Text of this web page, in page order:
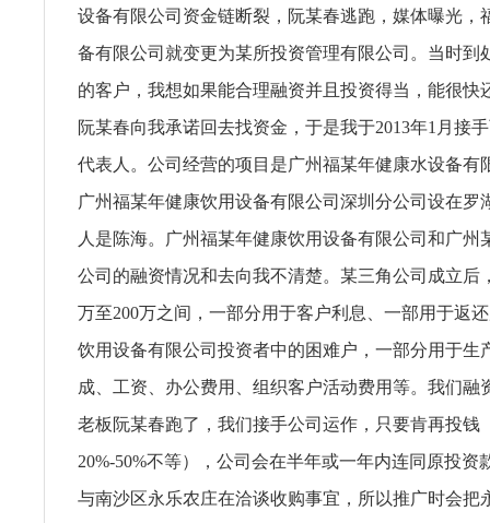
设备有限公司资金链断裂，阮某春逃跑，媒体曝光，
备有限公司就变更为某所投资管理有限公司。当时到
的客户，我想如果能合理融资并且投资得当，能很快
阮某春向我承诺回去找资金，于是我于2013年1月接
代表人。公司经营的项目是广州福某年健康水设备有
广州福某年健康饮用设备有限公司深圳分公司设在罗
人是陈海。广州福某年健康饮用设备有限公司和广州
公司的融资情况和去向我不清楚。某三角公司成立后
万至200万之间，一部分用于客户利息、一部用于返
饮用设备有限公司投资者中的困难户，一部分用于生
成、工资、办公费用、组织客户活动费用等。我们融
老板阮某春跑了，我们接手公司运作，只要肯再投钱
20%-50%不等），公司会在半年或一年内连同原投资
与南沙区永乐农庄在洽谈收购事宜，所以推广时会把